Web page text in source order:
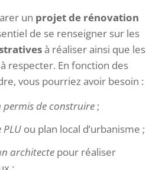
un projet de rénovation
de se renseigner sur les
à réaliser ainsi que les
à respecter. En fonction des
vous pourriez avoir besoin :
permis de construire ;
PLU ou plan local d’urbanisme ;
architecte pour réaliser